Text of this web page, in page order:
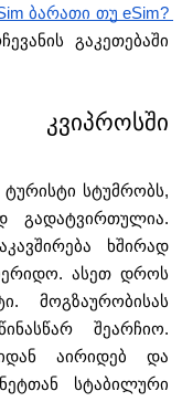
გაკეთებაში
კვიპროსში
სტუმრობს,
გადატვირთულია.
ხშირად
ასეთ დროს
მოგზაურობისას
შეარჩიო.
აირიდებ და
სტაბილური